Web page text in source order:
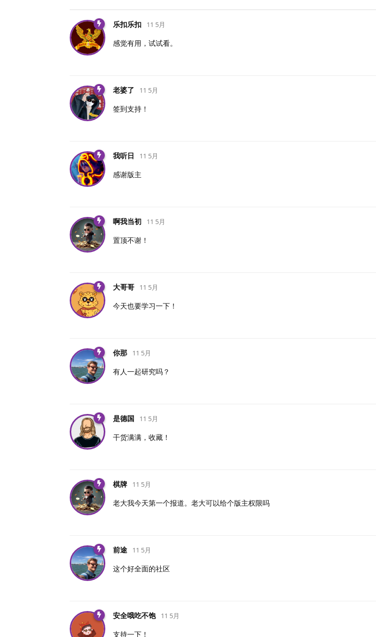
乐扣乐扣 11 5月
感觉有用，试试看。
老婆了 11 5月
签到支持！
我听日 11 5月
感谢版主
啊我当初 11 5月
置顶不谢！
大哥哥 11 5月
今天也要学习一下！
你那 11 5月
有人一起研究吗？
是德国 11 5月
干货满满，收藏！
棋牌 11 5月
老大我今天第一个报道。老大可以给个版主权限吗
前途 11 5月
这个好全面的社区
安全哦吃不饱 11 5月
支持一下！